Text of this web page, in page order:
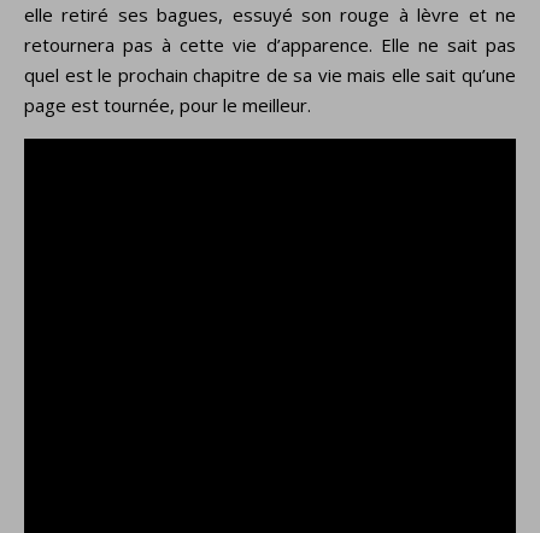
elle retiré ses bagues, essuyé son rouge à lèvre et ne
retournera pas à cette vie d’apparence. Elle ne sait pas
quel est le prochain chapitre de sa vie mais elle sait qu’une
page est tournée, pour le meilleur.